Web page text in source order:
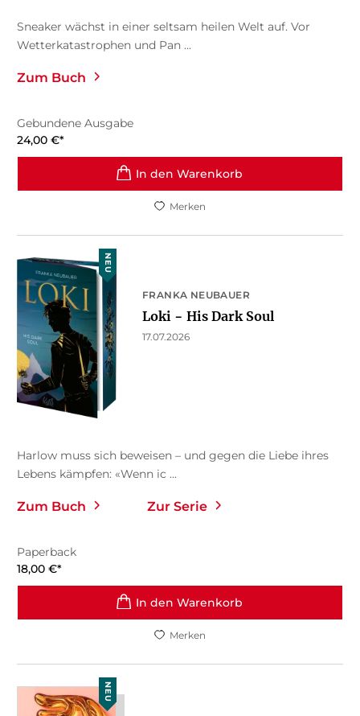
Sneaker wächst in einer seltsam heilen Welt auf. Vor
Wetterkatastrophen und Pan ...
Zum Buch
Gebundene Ausgabe
24,00 €*
In den Warenkorb
Merken
NEU
FRANKA NEUBAUER
Loki − His Dark Soul
17.07.2026
Harlow muss sich beweisen – und gegen die Liebe ihres
Lebens kämpfen: «Wenn ic ...
Zum Buch Zur Serie
Paperback
18,00 €*
In den Warenkorb
Merken
NEU